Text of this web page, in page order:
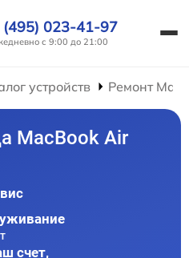
(495) 023-41-97
с 9:00 до 21:00
устройств Ремонт
MacBook Air
счет,